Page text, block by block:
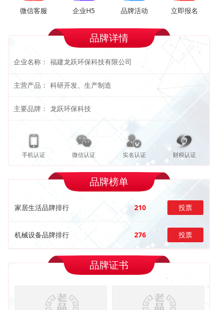
微信客服 企业H5 品牌活动 立即报名
品牌详情
企业名称： 福建龙跃环保科技有限公司
主营产品： 科研开发、生产制造
主要品牌： 龙跃环保科技
手机认证 微信认证 实名认证 财税认证
品牌榜单
家居生活品牌排行 210 投票
机械设备品牌排行 276 投票
品牌证书